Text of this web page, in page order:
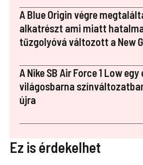
A Blue Origin végre
alkatrészt ami miatt
tűzgolyóvá változott a New
A Nike SB Air Force 1 Low
világosbarna
újra
Ez is érdekelhet